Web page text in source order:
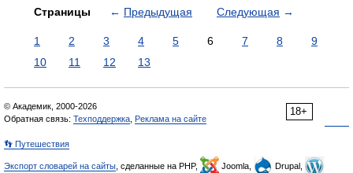
Страницы ← Предыдущая Следующая →
1 2 3 4 5 6 7 8
9
10
11 12 13
18+
© Академик, 2000-2026
Обратная связь: Техподдержка Реклама на сайте
👣 Путешествия
Экспорт словарей на сайты , сделанные на PHP, Joomla,
Drupal,